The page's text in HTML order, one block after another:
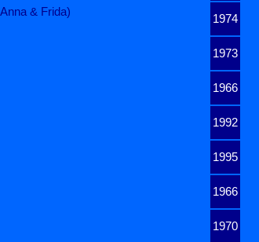
& Frida)
1974
1973
1966
1992
1995
1966
1970